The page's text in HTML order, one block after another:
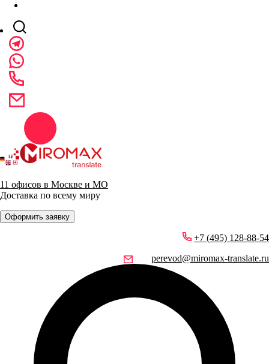
11 офисов в Москве и МО
Доставка по всему миру
Оформить заявку
+7 (495) 128-88-54
perevod@miromax-translate.ru